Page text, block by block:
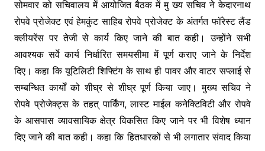
k
er
सोमवार को सचिवालय में आयोजित बैठक में मु ख्य सचिव ने केदारनाथ
रोपवे प्रोजेक्ट एवं हेमकुंट साहिब रोपवे प्रोजेक्ट के अंतर्गत फॉरेस्ट लैंड
क्लीयरेंस पर तेजी से कार्य किए जाने की बात कही। उन्होंने सभी
आवश्यक सर्वे कार्य निर्धारित समयसीमा में पूर्ण कराए जाने के निर्देश
दिए। कहा कि यूटिलिटी शिफ्टिंग के साथ ही पावर और वाटर सप्लाई से
सम्बन्धित कार्यों को शीघ्र से शीघ्र पूर्ण किया जाए। मुख्य सचिव ने
रोपवे प्रोजेक्ट्स के तहत् पार्किंग, लास्ट माईल कनेक्टिविटी और रोपवे
के आसपास व्यावसायिक क्षेत्र विकसित किए जाने पर भी विशेष ध्यान
दिए जाने की बात कही। कहा कि हितधारकों से भी लगातार संवाद किया